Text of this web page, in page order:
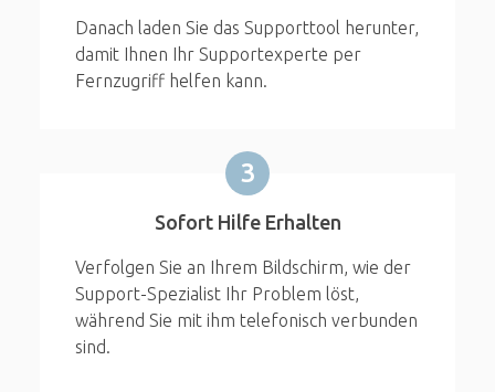
Danach laden Sie das Supporttool herunter,
damit Ihnen Ihr Supportexperte per
Fernzugriff helfen kann.
3
Sofort Hilfe Erhalten
Verfolgen Sie an Ihrem Bildschirm, wie der
Support-Spezialist Ihr Problem löst,
während Sie mit ihm telefonisch verbunden
sind.